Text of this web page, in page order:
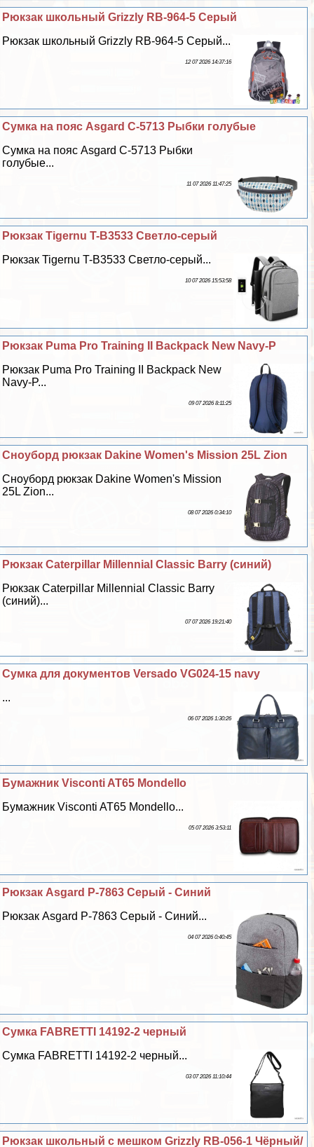
Рюкзак школьный Grizzly RB-964-5 Серый
Рюкзак школьный Grizzly RB-964-5 Серый...
12 07 2026 14:37:16
Сумка на пояс Asgard С-5713 Рыбки гoлyбые
Сумка на пояс Asgard С-5713 Рыбки
гoлyбые...
11 07 2026 11:47:25
Рюкзак Tigernu T-B3533 Светло-серый
Рюкзак Tigernu T-B3533 Светло-серый...
10 07 2026 15:53:58
Рюкзак Puma Pro Training II Backpack New Navy-P
Рюкзак Puma Pro Training II Backpack New
Navy-P...
09 07 2026 8:11:25
Сноуборд рюкзак Dakine Women's Mission 25L Zion
Сноуборд рюкзак Dakine Women's Mission
25L Zion...
08 07 2026 0:34:10
Рюкзак Caterpillar Millennial Classic Barry (синий)
Рюкзак Caterpillar Millennial Classic Barry
(синий)...
07 07 2026 19:21:40
Сумка для документов Versado VG024-15 navy
...
06 07 2026 1:30:26
Бумажник Visconti AT65 Mondello
Бумажник Visconti AT65 Mondello...
05 07 2026 3:53:11
Рюкзак Asgard Р-7863 Серый - Синий
Рюкзак Asgard Р-7863 Серый - Синий...
04 07 2026 0:40:45
Сумка FABRETTI 14192-2 черный
Сумка FABRETTI 14192-2 черный...
03 07 2026 11:10:44
Рюкзак школьный с мешком Grizzly RB-056-1 Чёрный/